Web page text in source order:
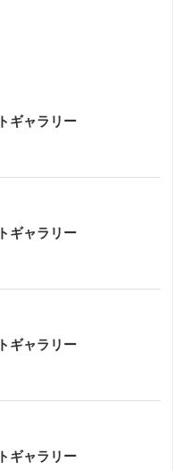
ギャラリー
ギャラリー
ギャラリー
ギャラリー